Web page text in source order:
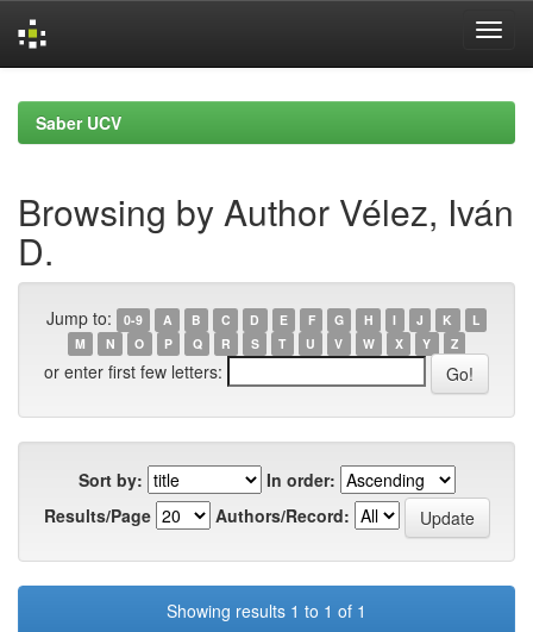
navigationSaber UCV
Browsing by Author Vélez, Iván
D.
Jump to: 0-9 A B C D E F G H I J K
L
M
N O P Q R S T U V W X Y Z
or enter first few letters:
Sort by:
In order:
Results/Page
Authors/Record:
Showing results 1 to 1 of 1